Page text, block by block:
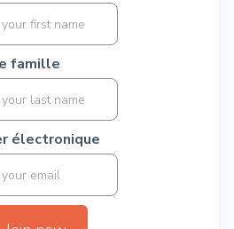
famille
électronique